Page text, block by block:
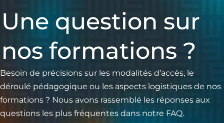
Une question sur
nos formations ?
Besoin de précisions sur les modalités d’accès, le
déroulé pédagogique ou les aspects logistiques de nos
formations ? Nous avons rassemblé les réponses aux
questions les plus fréquentes dans notre FAQ.